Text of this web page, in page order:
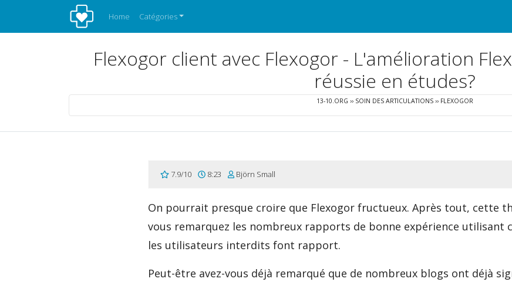
Home Catégories
Flexogor client avec Flexogor - L'amélioration
réussie en études?
13-10.ORG ›› SOIN DES ARTICULATIONS ›› FLEXOGOR
7.9/10 8:23 Björn Small
On pourrait presque croire que Flexogor fructueux. Après tout, cette
vous remarquez les nombreux rapports de bonne expérience
les utilisateurs interdits font rapport.
Peut-être avez-vous déjà remarqué que de nombreux blogs ont déjà